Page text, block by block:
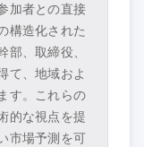
加者との直接
構造化された
、取締役、
て、地域およ
す。これらの
的な視点を提
市場予測を可